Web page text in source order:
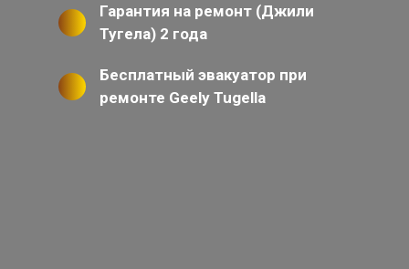
Гарантия на ремонт (Джили
Тугела) 2 года
Бесплатный эвакуатор при
ремонте Geely Tugella